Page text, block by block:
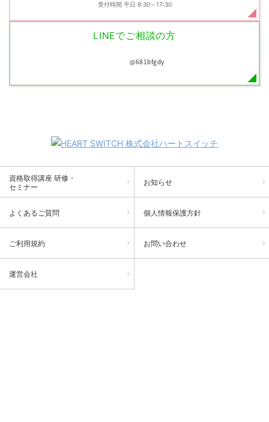
受付時間 平日 8:30～17:30
LINEでご相談の方
@681bfgdy
資格取得講座 研修・
セミナー
お知らせ
よくあるご質問 個人情報保護方針
ご利用規約 お問い合わせ
運営会社